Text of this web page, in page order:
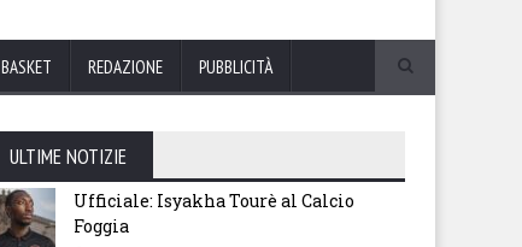
BASKET REDAZIONE PUBBLICITÀ
ULTIME NOTIZIE
Ufficiale: Isyakha Tourè al Calcio
Foggia